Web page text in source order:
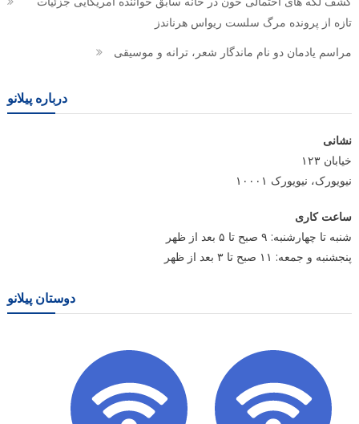
تازه از پرونده مرگ سلست ریواس هرناندز
مراسم یادمان دو نام ماندگار شعر، ترانه و موسیقی
درباره پیلانو
نشانی
خیابان ۱۲۳
نیویورک، نیویورک ۱۰۰۰۱
ساعت کاری
شنبه تا چهارشنبه: ۹ صبح تا ۵ بعد از ظهر
پنجشنبه و جمعه: ۱۱ صبح تا ۳ بعد از ظهر
دوستان پیلانو